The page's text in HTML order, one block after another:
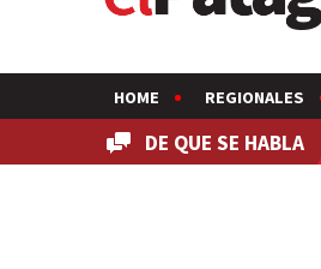
HOME REGIONALES
DE QUE SE HABLA